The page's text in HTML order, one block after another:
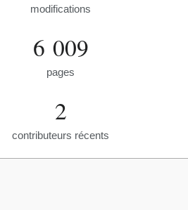
modifications
6 009
pages
2
contributeurs récents